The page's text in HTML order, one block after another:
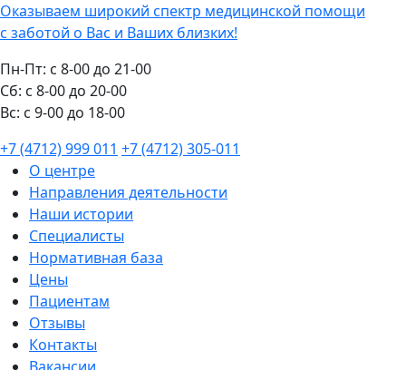
Оказываем широкий спектр медицинской помощи
с заботой о Вас и Ваших близких!
Пн-Пт: с 8-00 до 21-00
Cб: с 8-00 до 20-00
Вс: с 9-00 до 18-00
+7 (4712) 999 011 +7 (4712) 305-011
О центре
Направления деятельности
Наши истории
Специалисты
Нормативная база
Цены
Пациентам
Отзывы
Контакты